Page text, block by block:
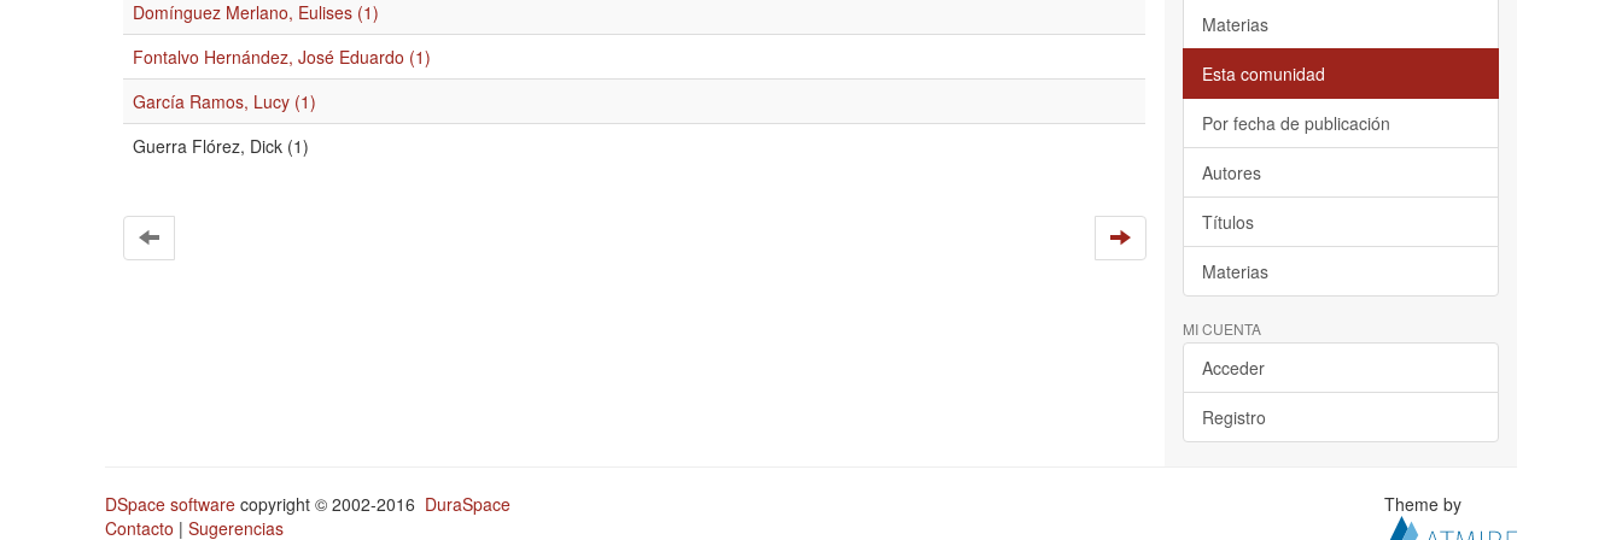
Domínguez Merlano, Eulises (1)
Fontalvo Hernández, José Eduardo (1)
García Ramos, Lucy (1)
Guerra Flórez, Dick (1)
Materias
Esta comunidad
Por fecha de publicación
Autores
Títulos
Materias
MI CUENTA
Acceder
Registro
DSpace software copyright © 2002-2016 DuraSpace
Contacto | Sugerencias
Theme by